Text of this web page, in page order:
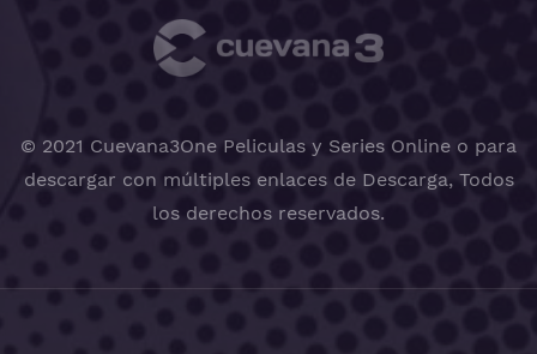
© 2021 Cuevana3One Peliculas y Series Online o para
descargar con múltiples enlaces de Descarga, Todos
los derechos reservados.